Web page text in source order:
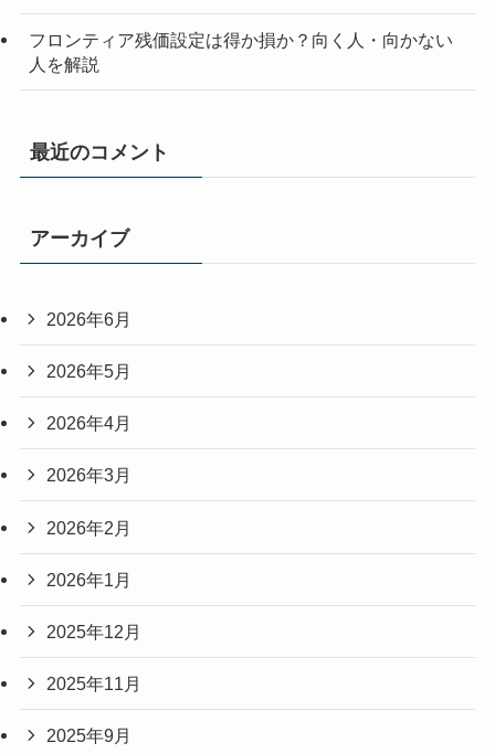
フロンティア残価設定は得か損か？向く人・向かない
人を解説
最近のコメント
アーカイブ
2026年6月
2026年5月
2026年4月
2026年3月
2026年2月
2026年1月
2025年12月
2025年11月
2025年9月